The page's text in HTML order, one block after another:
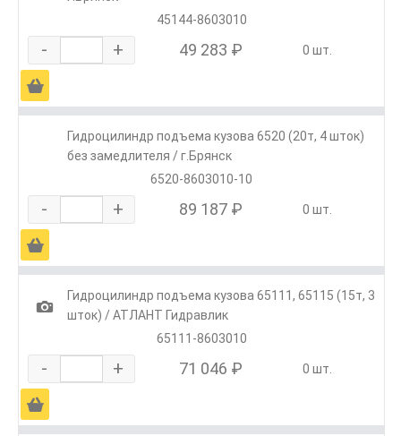
45144-8603010
- + 49 283 ₽ 0 шт.
Ä
Гидроцилиндр подъема кузова 6520 (20т, 4 шток)
без замедлителя / г.Брянск
6520-8603010-10
- + 89 187 ₽ 0 шт.
Ä
1
Гидроцилиндр подъема кузова 65111, 65115 (15т, 3
шток) / АТЛАНТ Гидравлик
65111-8603010
- + 71 046 ₽ 0 шт.
Ä